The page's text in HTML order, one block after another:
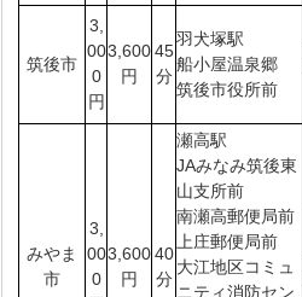
筑後市
3,
00
0
円
3,600
円
45
分
羽犬塚駅
船小屋温泉郷
筑後市役所前
みやま
市
3,
00
0
3,600
円
40
分
瀬高駅
JAみなみ筑後東
山支所前
南瀬高郵便局前
上庄郵便局前
大江地区コミュ
ニティ消防セン